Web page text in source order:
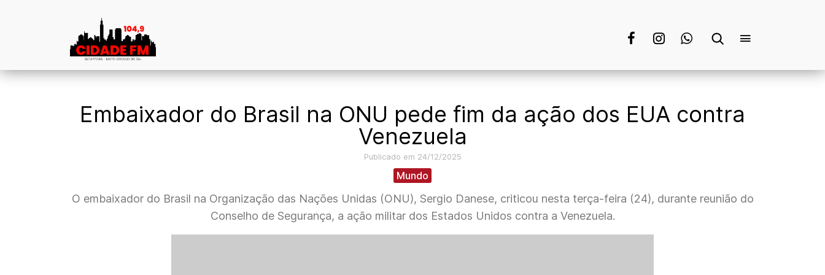
Embaixador do Brasil na ONU pede fim da ação dos EUA contra
Venezuela
Publicado em 24/12/2025
Mundo
O embaixador do Brasil na Organização das Nações Unidas (ONU), Sergio Danese, criticou nesta terça-feira (24), durante reunião do
Conselho de Segurança, a ação militar dos Estados Unidos contra a Venezuela.